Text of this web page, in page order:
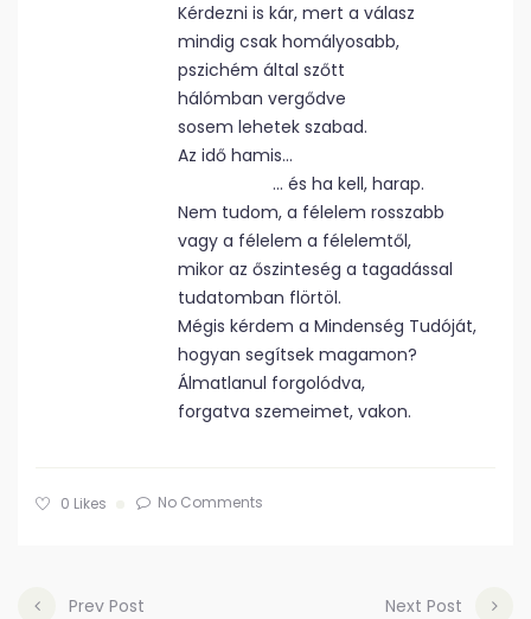
Kérdezni is kár, mert a válasz
mindig csak homályosabb,
pszichém által szőtt
hálómban vergődve
sosem lehetek szabad.
Az idő hamis…
… és ha kell, harap.
Nem tudom, a félelem rosszabb
vagy a félelem a félelemtől,
mikor az őszinteség a tagadással
tudatomban flörtöl.
Mégis kérdem a Mindenség Tudóját,
hogyan segítsek magamon?
Álmatlanul forgolódva,
forgatva szemeimet, vakon.
0 Likes No Comments
Prev Post Next Post